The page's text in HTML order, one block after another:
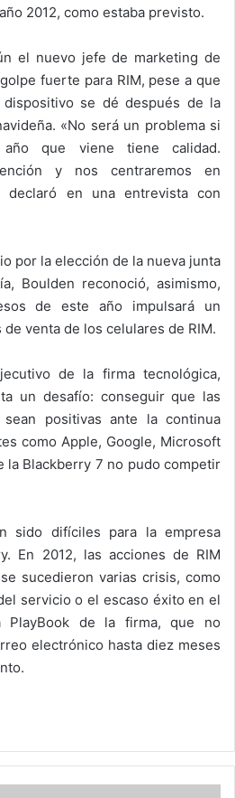
2012, como estaba previsto.
el nuevo jefe de marketing de
fuerte para RIM, pese a que
se dé después de la
«No será un problema si
que viene tiene calidad.
y nos centraremos en
declaró en una entrevista con
por la elección de la nueva junta
Boulden reconoció, asimismo,
de este año impulsará un
venta de los celulares de RIM.
de la firma tecnológica,
un desafío: conseguir que las
positivas ante la continua
como Apple, Google, Microsoft
la Blackberry 7 no pudo competir
sido difíciles para la empresa
En 2012, las acciones de RIM
sucedieron varias crisis, como
servicio o el escaso éxito en el
PlayBook de la firma, que no
electrónico hasta diez meses